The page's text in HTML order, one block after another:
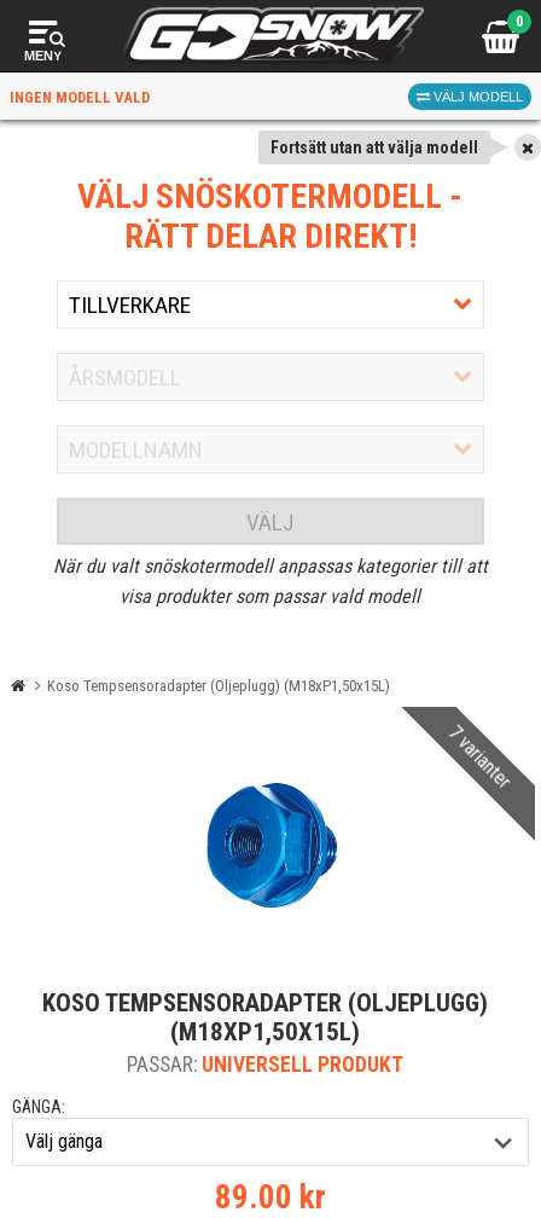
MENY
0
INGEN MODELL VALD VÄLJ MODELL
Fortsätt utan att välja modell
VÄLJ SNÖSKOTERMODELL -
RÄTT DELAR DIREKT!
VÄLJ
När du valt snöskotermodell anpassas kategorier till att
visa produkter som passar vald modell
Koso Tempsensoradapter (Oljeplugg) (M18xP1,50x15L)
7 varianter
KOSO TEMPSENSORADAPTER (OLJEPLUGG)
(M18XP1,50X15L)
PASSAR: UNIVERSELL PRODUKT
GÄNGA:
89.00 kr